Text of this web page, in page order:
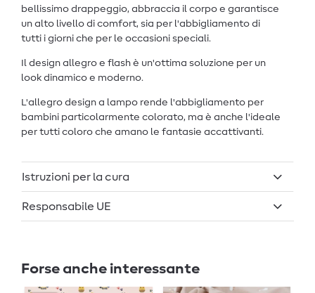
bellissimo drappeggio, abbraccia il corpo e garantisce
un alto livello di comfort, sia per l'abbigliamento di
tutti i giorni che per le occasioni speciali.
Il design allegro e flash è un'ottima soluzione per un
look dinamico e moderno.
L'allegro design a lampo rende l'abbigliamento per
bambini particolarmente colorato, ma è anche l'ideale
per tutti coloro che amano le fantasie accattivanti.
Istruzioni per la cura
Responsabile UE
Forse anche interessante